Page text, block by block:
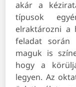
akár a
típusok
elraktározni a
feladat
maguk is
hogy a
legyen. Az